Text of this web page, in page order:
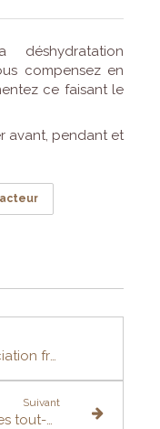
déshydratation
compensez en
ce faisant le
avant, pendant et
Le président de l'Association française de chiropraxie défend le nouveau référentiel de formation
Suivant
Les bienfaits du dessin chez les tout-petits